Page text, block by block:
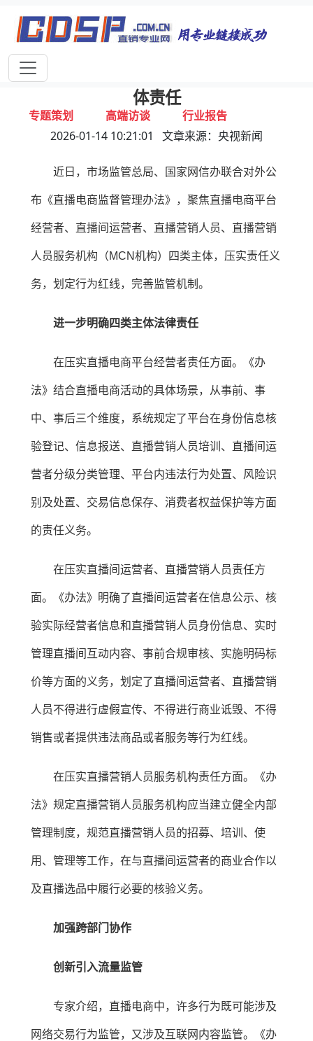
首页 独家报道 行业动态
企业资讯
专题策划 高端访谈 行业报告
直播电商新规发布！进一步明确四类主
体责任
2026-01-14 10:21:01 文章来源：央视新闻
近日，市场监管总局、国家网信办联合对外公
布《直播电商监督管理办法》，聚焦直播电商平台
经营者、直播间运营者、直播营销人员、直播营销
人员服务机构（MCN机构）四类主体，压实责任义
务，划定行为红线，完善监管机制。
进一步明确四类主体法律责任
在压实直播电商平台经营者责任方面。《办
法》结合直播电商活动的具体场景，从事前、事
中、事后三个维度，系统规定了平台在身份信息核
验登记、信息报送、直播营销人员培训、直播间运
营者分级分类管理、平台内违法行为处置、风险识
别及处置、交易信息保存、消费者权益保护等方面
的责任义务。
在压实直播间运营者、直播营销人员责任方
面。《办法》明确了直播间运营者在信息公示、核
验实际经营者信息和直播营销人员身份信息、实时
管理直播间互动内容、事前合规审核、实施明码标
价等方面的义务，划定了直播间运营者、直播营销
人员不得进行虚假宣传、不得进行商业诋毁、不得
销售或者提供违法商品或者服务等行为红线。
在压实直播营销人员服务机构责任方面。《办
法》规定直播营销人员服务机构应当建立健全内部
管理制度，规范直播营销人员的招募、培训、使
用、管理等工作，在与直播间运营者的商业合作以
及直播选品中履行必要的核验义务。
加强跨部门协作
创新引入流量监管
专家介绍，直播电商中，许多行为既可能涉及
网络交易行为监管，又涉及互联网内容监管。《办